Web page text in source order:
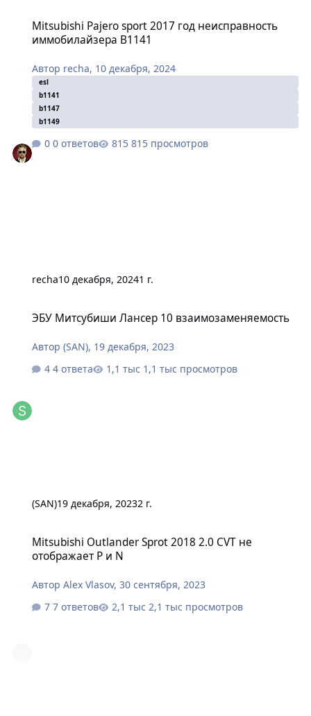
Mitsubishi Pajero sport 2017 год неисправность
иммобилайзера B1141
Автор recha, 10 декабря, 2024
esl
b1141
b1147
b1149
0 ответов 815 просмотров
recha10 декабря, 20241 г.
ЭБУ Митсубиши Лансер 10 взаимозаменяемость
Автор(SAN), 19 декабря, 2023
4 ответа
1,1 тыс просмотров
(SAN)19 декабря, 20232 г.
Mitsubishi Outlander Sprot 2018 2.0 CVT не
отображает P и N
АвторAlex Vlasov,30 сентября, 2023
7 ответов
2,1 тыс просмотров